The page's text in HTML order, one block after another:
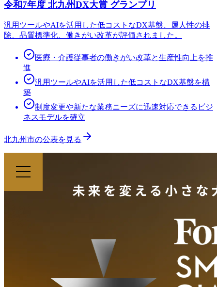
令和7年度 北九州DX大賞 グランプリ
汎用ツールやAIを活用した低コストなDX基盤、属人性の排
除、品質標準化、働きがい改革が評価されました。
医療・介護従事者の働きがい改革と生産性向上を推
進
汎用ツールやAIを活用した低コストなDX基盤を構
築
制度変更や新たな業務ニーズに迅速対応できるビジ
ネスモデルを確立
北九州市の公表を見る